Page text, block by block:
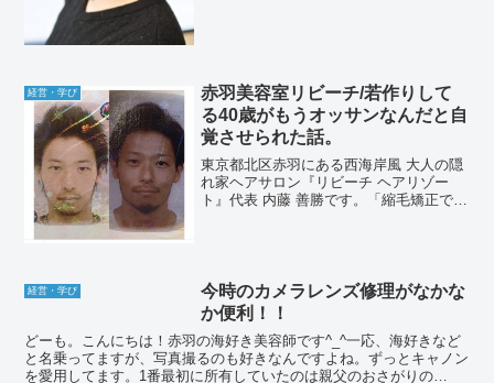
経営・学び
赤羽美容室リビーチ/若作りして
る40歳がもうオッサンなんだと自
覚させられた話。
東京都北区赤羽にある西海岸風 大人の隠
れ家ヘアサロン『リビーチ ヘアリゾー
ト』代表 内藤 善勝です。「縮毛矯正でつ
経営・学び
今時のカメラレンズ修理がなかな
か便利！！
どーも。こんにちは！赤羽の海好き美容師です^_^一応、海好きなど
と名乗ってますが、写真撮るのも好きなんですよね。ずっとキャノン
を愛用してます。1番最初に所有していたのは親父のおさがりの